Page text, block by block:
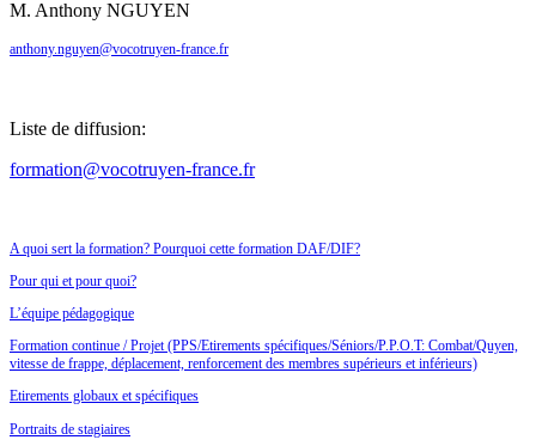
M. Anthony NGUYEN
anthony.nguyen@vocotruyen-france.fr
Liste de diffusion:
formation@vocotruyen-france.fr
A quoi sert la formation? Pourquoi cette formation DAF/DIF?
Pour qui et pour quoi?
L’équipe pédagogique
Formation continue / Projet (PPS/Etirements spécifiques/Séniors/P.P.O.T: Combat/Quyen,
vitesse de frappe, déplacement, renforcement des membres supérieurs et inférieurs)
Etirements globaux et spécifiques
Portraits de stagiaires